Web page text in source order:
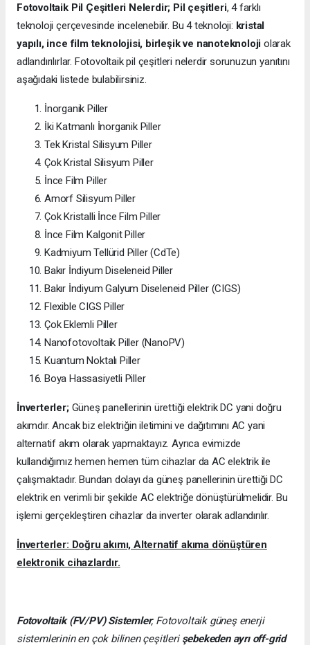
Fotovoltaik Pil Çeşitleri Nelerdir; Pil çeşitleri, 4 farklı
teknoloji çerçevesinde incelenebilir. Bu 4 teknoloji: kristal
yapılı, ince film teknolojisi, birleşik ve nanoteknoloji olarak
adlandırılırlar. Fotovoltaik pil çeşitleri nelerdir sorunuzun yanıtını
aşağıdaki listede bulabilirsiniz.
İnorganik Piller
İki Katmanlı İnorganik Piller
Tek Kristal Silisyum Piller
Çok Kristal Silisyum Piller
İnce Film Piller
Amorf Silisyum Piller
Çok Kristalli İnce Film Piller
İnce Film Kalgonit Piller
Kadmiyum Tellürid Piller (CdTe)
Bakır İndiyum Diseleneid Piller
Bakır İndiyum Galyum Diseleneid Piller (CIGS)
Flexible CIGS Piller
Çok Eklemli Piller
Nanofotovoltaik Piller (NanoPV)
Kuantum Noktalı Piller
Boya Hassasiyetli Piller
İnverterler;Güneş panellerinin ürettiği elektrik DC yani doğru
akımdır. Ancak biz elektriğin iletimini ve dağıtımını AC yani
alternatif akım olarak yapmaktayız. Ayrıca evimizde
kullandığımız hemen hemen tüm cihazlar da AC elektrik ile
çalışmaktadır. Bundan dolayı da güneş panellerinin ürettiği DC
elektrik en verimli bir şekilde AC elektriğe dönüştürülmelidir. Bu
işlemi gerçekleştiren cihazlar da inverter olarak adlandırılır.
İnverterler: Doğru akımı, Alternatif akıma dönüştüren
elektronik cihazlardır.
Fotovoltaik (FV/PV) Sistemler; Fotovoltaik güneş enerji
sistemlerinin en çok bilinen çeşitleri şebekeden ayrı off-grid